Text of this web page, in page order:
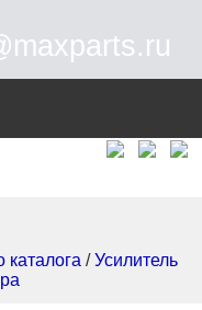
каталога /Усилитель